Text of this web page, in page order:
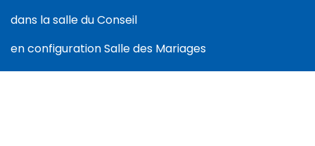
dans la salle du Conseil
en configuration Salle des Mariages